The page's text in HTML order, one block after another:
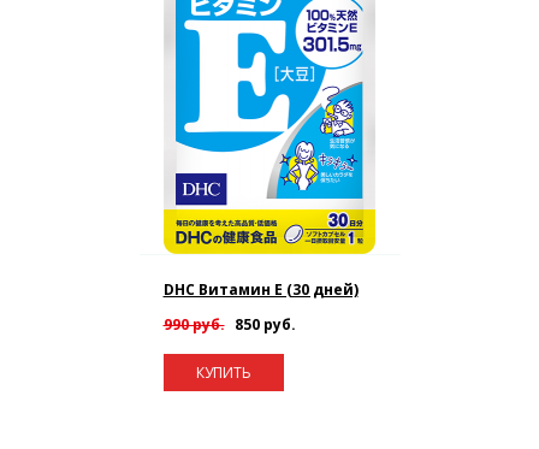
DHC Витамин E (30 дней)
990 руб. 850 руб.
КУПИТЬ